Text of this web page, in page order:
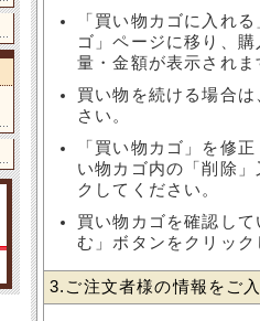
「買い物カゴに入れ
ゴ」ページに移り、
量・金額が表示されま
買い物を続ける場合
さい。
「買い物カゴ」を修
い物カゴ内の「削除
クしてください。
買い物カゴを確認し
む」ボタンをクリッ
3.ご注文者様の情報をご